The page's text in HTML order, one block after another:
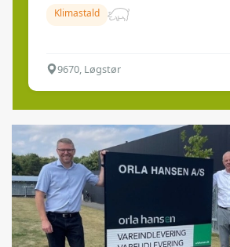
Klimastald
9670, Løgstør